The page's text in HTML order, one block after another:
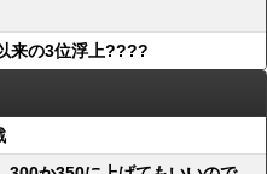
来の3位浮上????